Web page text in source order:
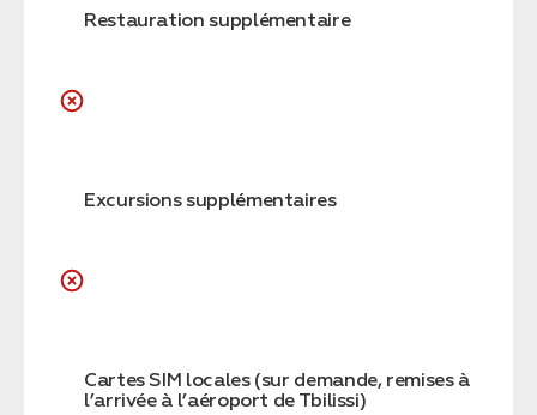
Restauration supplémentaire
Excursions supplémentaires
Cartes SIM locales (sur demande, remises à
l’arrivée à l’aéroport de Tbilissi)